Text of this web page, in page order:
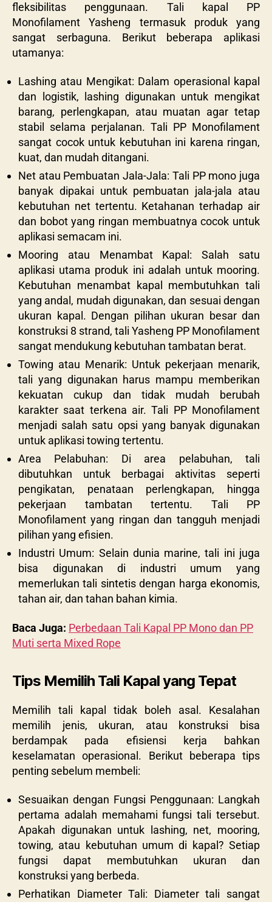
fleksibilitas penggunaan. Tali kapal PP
Monofilament Yasheng termasuk produk yang
sangat serbaguna. Berikut beberapa aplikasi
utamanya:
Lashing atau Mengikat: Dalam operasional kapal
dan logistik, lashing digunakan untuk mengikat
barang, perlengkapan, atau muatan agar tetap
stabil selama perjalanan. Tali PP Monofilament
sangat cocok untuk kebutuhan ini karena ringan,
kuat, dan mudah ditangani.
Net atau Pembuatan Jala-Jala: Tali PP mono juga
banyak dipakai untuk pembuatan jala-jala atau
kebutuhan net tertentu. Ketahanan terhadap air
dan bobot yang ringan membuatnya cocok untuk
aplikasi semacam ini.
Mooring atau Menambat Kapal: Salah satu
aplikasi utama produk ini adalah untuk mooring.
Kebutuhan menambat kapal membutuhkan tali
yang andal, mudah digunakan, dan sesuai dengan
ukuran kapal. Dengan pilihan ukuran besar dan
konstruksi 8 strand, tali Yasheng PP Monofilament
sangat mendukung kebutuhan tambatan berat.
Towing atau Menarik: Untuk pekerjaan menarik,
tali yang digunakan harus mampu memberikan
kekuatan cukup dan tidak mudah berubah
karakter saat terkena air. Tali PP Monofilament
menjadi salah satu opsi yang banyak digunakan
untuk aplikasi towing tertentu.
Area Pelabuhan: Di area pelabuhan, tali
dibutuhkan untuk berbagai aktivitas seperti
pengikatan, penataan perlengkapan, hingga
pekerjaan tambatan tertentu. Tali PP
Monofilament yang ringan dan tangguh menjadi
pilihan yang efisien.
Industri Umum: Selain dunia marine, tali ini juga
bisa digunakan di industri umum yang
memerlukan tali sintetis dengan harga ekonomis,
tahan air, dan tahan bahan kimia.
Baca Juga: Perbedaan Tali Kapal PP Mono dan PP
Muti serta Mixed Rope
Tips Memilih Tali Kapal yang Tepat
Memilih tali kapal tidak boleh asal. Kesalahan
memilih jenis, ukuran, atau konstruksi bisa
berdampak pada efisiensi kerja bahkan
keselamatan operasional. Berikut beberapa tips
penting sebelum membeli:
Sesuaikan dengan Fungsi Penggunaan: Langkah
pertama adalah memahami fungsi tali tersebut.
Apakah digunakan untuk lashing, net, mooring,
towing, atau kebutuhan umum di kapal? Setiap
fungsi dapat membutuhkan ukuran dan
konstruksi yang berbeda.
Perhatikan Diameter Tali: Diameter tali sangat